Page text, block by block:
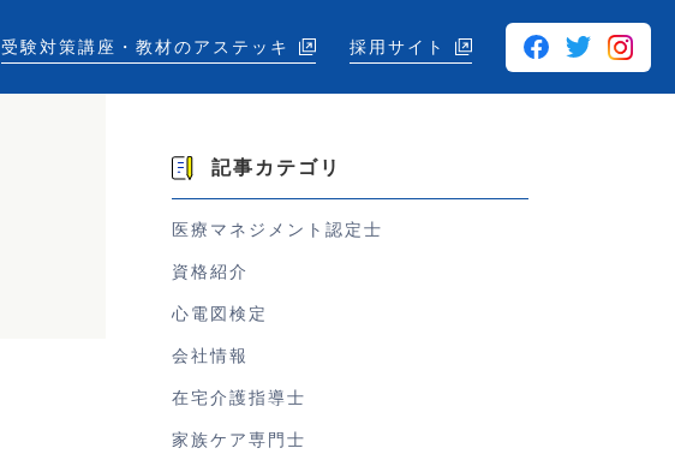
受験対策講座・教材のアステッキ 採用サイト
記事カテゴリ
医療マネジメント認定士
資格紹介
心電図検定
会社情報
在宅介護指導士
家族ケア専門士